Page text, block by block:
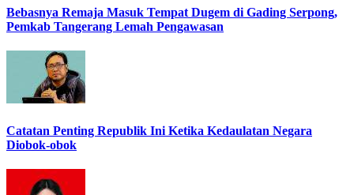
Bebasnya Remaja Masuk Tempat Dugem di Gading Serpong,
Pemkab Tangerang Lemah Pengawasan
Catatan Penting Republik Ini Ketika Kedaulatan Negara
Diobok-obok